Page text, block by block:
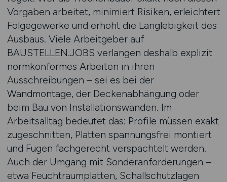
Vorgaben arbeitet, minimiert Risiken, erleichtert
Folgegewerke und erhöht die Langlebigkeit des
Ausbaus. Viele Arbeitgeber auf
BAUSTELLEN.JOBS verlangen deshalb explizit
normkonformes Arbeiten in ihren
Ausschreibungen – sei es bei der
Wandmontage, der Deckenabhängung oder
beim Bau von Installationswänden. Im
Arbeitsalltag bedeutet das: Profile müssen exakt
zugeschnitten, Platten spannungsfrei montiert
und Fugen fachgerecht verspachtelt werden.
Auch der Umgang mit Sonderanforderungen –
etwa Feuchtraumplatten, Schallschutzlagen